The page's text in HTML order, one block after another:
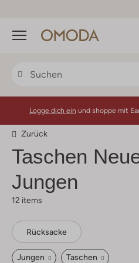
Menü
Logge dich ein und shoppe mit
Zurück
Taschen
Jungen
12 items
Rücksacke
Jungen Taschen